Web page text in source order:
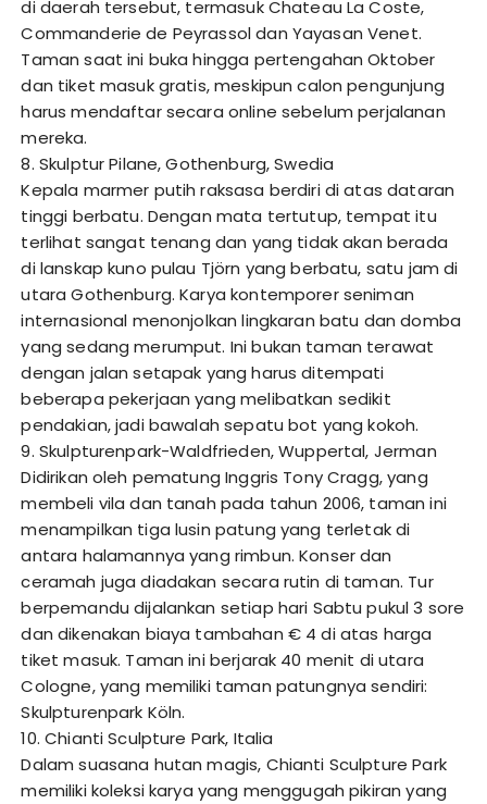
di daerah tersebut, termasuk Chateau La Coste,
Commanderie de Peyrassol dan Yayasan Venet.
Taman saat ini buka hingga pertengahan Oktober
dan tiket masuk gratis, meskipun calon pengunjung
harus mendaftar secara online sebelum perjalanan
mereka.
8. Skulptur Pilane, Gothenburg, Swedia
Kepala marmer putih raksasa berdiri di atas dataran
tinggi berbatu. Dengan mata tertutup, tempat itu
terlihat sangat tenang dan yang tidak akan berada
di lanskap kuno pulau Tjörn yang berbatu, satu jam di
utara Gothenburg. Karya kontemporer seniman
internasional menonjolkan lingkaran batu dan domba
yang sedang merumput. Ini bukan taman terawat
dengan jalan setapak yang harus ditempati
beberapa pekerjaan yang melibatkan sedikit
pendakian, jadi bawalah sepatu bot yang kokoh.
9. Skulpturenpark-Waldfrieden, Wuppertal, Jerman
Didirikan oleh pematung Inggris Tony Cragg, yang
membeli vila dan tanah pada tahun 2006, taman ini
menampilkan tiga lusin patung yang terletak di
antara halamannya yang rimbun. Konser dan
ceramah juga diadakan secara rutin di taman. Tur
berpemandu dijalankan setiap hari Sabtu pukul 3 sore
dan dikenakan biaya tambahan € 4 di atas harga
tiket masuk. Taman ini berjarak 40 menit di utara
Cologne, yang memiliki taman patungnya sendiri:
Skulpturenpark Köln.
10. Chianti Sculpture Park, Italia
Dalam suasana hutan magis, Chianti Sculpture Park
memiliki koleksi karya yang menggugah pikiran yang